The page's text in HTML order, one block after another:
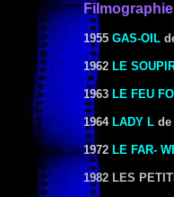
1955 GAS-OIL
1962 LE
1963 LE FEU
1964 LADY L de
1972 LE FAR-
1982 LES